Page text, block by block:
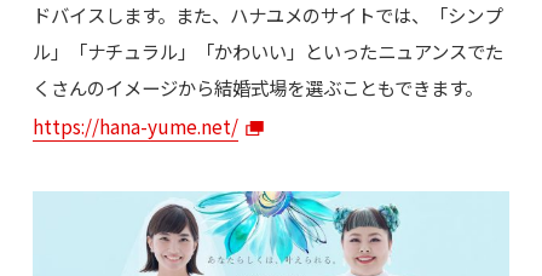
ドバイスします。また、ハナユメのサイトでは、「シンプ
ル」「ナチュラル」「かわいい」といったニュアンスでた
くさんのイメージから結婚式場を選ぶこともできます。
https://hana-yume.net/